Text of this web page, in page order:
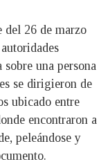
26 de marzo
una persona
se dirigieron de
ubicado entre
encontraron a
peleándose y